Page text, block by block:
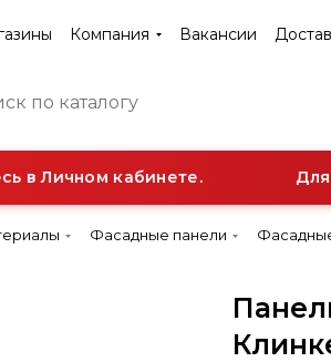
Компания Вакансии
в Личном кабинете. Для
Фасадные панели